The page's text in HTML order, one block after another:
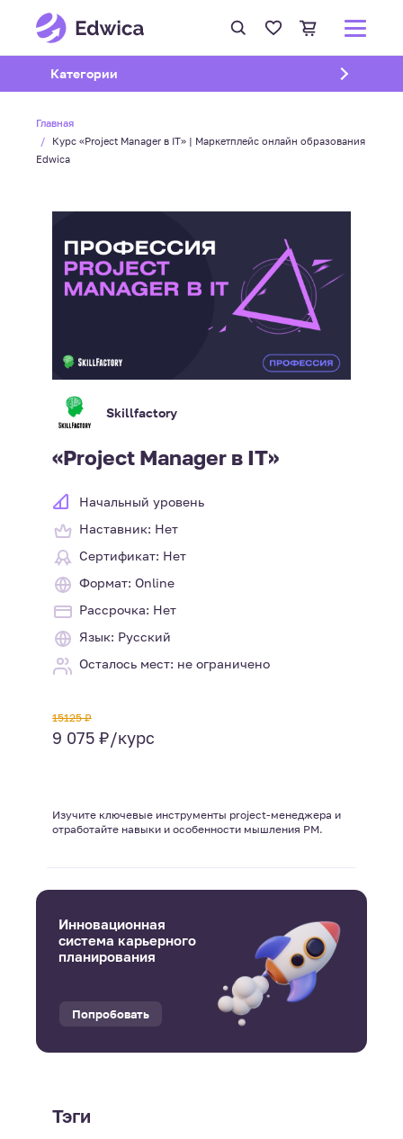
Открыть подменю
Категории
Главная
Курс «Project Manager в IT» | Маркетплейс онлайн образования
Edwica
Skillfactory
«Project Manager в IT»
Начальный уровень
Наставник: Нет
Сертификат: Нет
Формат: Online
Рассрочка: Нет
Язык: Русский
Осталось мест: не ограничено
15125 ₽
9 075 ₽/курс
Изучите ключевые инструменты project-менеджера и
отработайте навыки и особенности мышления PM.
Инновационная
система карьерного
планирования
Попробовать
Тэги